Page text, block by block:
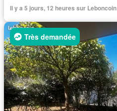
Il y a 5 jours, 12 heures sur Leboncoin
Très demandée